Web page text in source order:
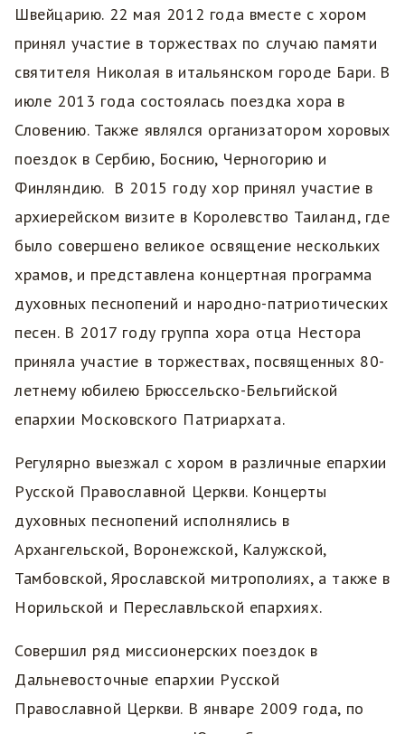
Швейцарию. 22 мая 2012 года вместе с хором
принял участие в торжествах по случаю памяти
святителя Николая в итальянском городе Бари. В
июле 2013 года состоялась поездка хора в
Словению. Также являлся организатором хоровых
поездок в Сербию, Боснию, Черногорию и
Финляндию. В 2015 году хор принял участие в
архиерейском визите в Королевство Таиланд, где
было совершено великое освящение нескольких
храмов, и представлена концертная программа
духовных песнопений и народно-патриотических
песен. В 2017 году группа хора отца Нестора
приняла участие в торжествах, посвященных 80-
летнему юбилею Брюссельско-Бельгийской
епархии Московского Патриархата.
Регулярно выезжал с хором в различные епархии
Русской Православной Церкви. Концерты
духовных песнопений исполнялись в
Архангельской, Воронежской, Калужской,
Тамбовской, Ярославской митрополиях, а также в
Норильской и Переславльской епархиях.
Совершил ряд миссионерских поездок в
Дальневосточные епархии Русской
Православной Церкви. В январе 2009 года, по